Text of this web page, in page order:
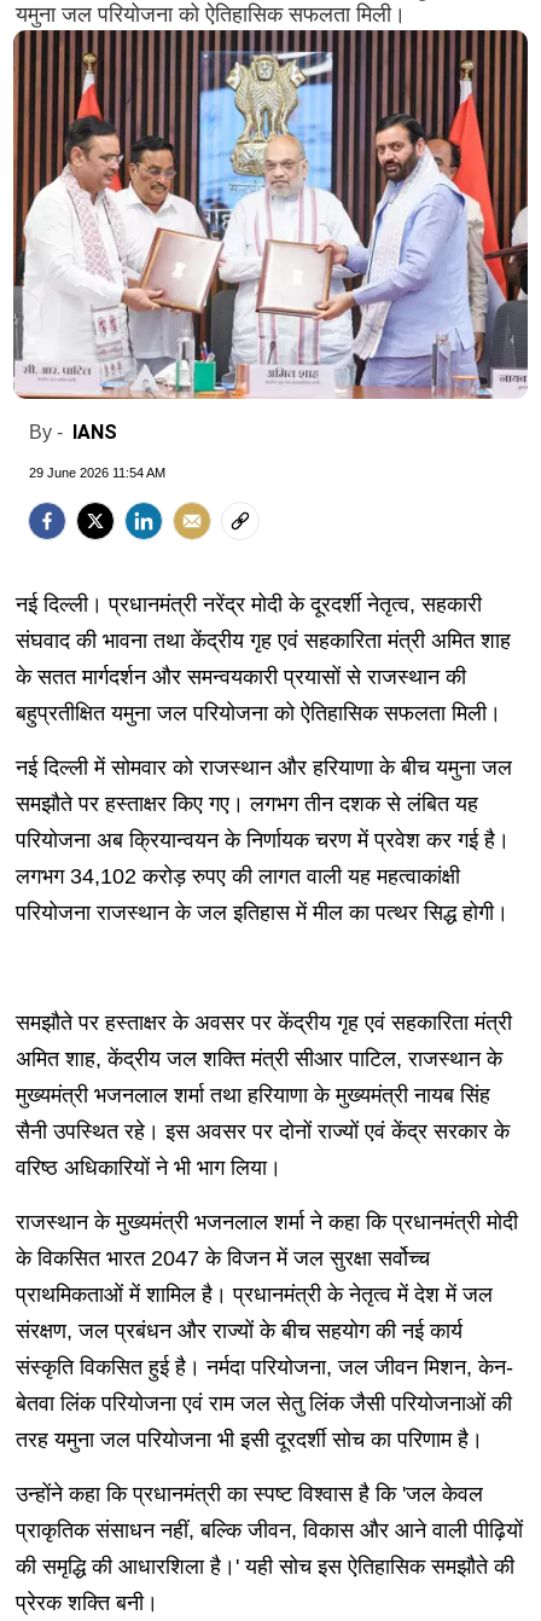
यमुना जल परियोजना को ऐतिहासिक सफलता मिली।
By - IANS
29 June 2026 11:54 AM
नई दिल्ली। प्रधानमंत्री नरेंद्र मोदी के दूरदर्शी नेतृत्व, सहकारी
संघवाद की भावना तथा केंद्रीय गृह एवं सहकारिता मंत्री अमित शाह
के सतत मार्गदर्शन और समन्वयकारी प्रयासों से राजस्थान की
बहुप्रतीक्षित यमुना जल परियोजना को ऐतिहासिक सफलता मिली।
नई दिल्ली में सोमवार को राजस्थान और हरियाणा के बीच यमुना जल
समझौते पर हस्ताक्षर किए गए। लगभग तीन दशक से लंबित यह
परियोजना अब क्रियान्वयन के निर्णायक चरण में प्रवेश कर गई है।
लगभग 34,102 करोड़ रुपए की लागत वाली यह महत्वाकांक्षी
परियोजना राजस्थान के जल इतिहास में मील का पत्थर सिद्ध होगी।
समझौते पर हस्ताक्षर के अवसर पर केंद्रीय गृह एवं सहकारिता मंत्री
अमित शाह, केंद्रीय जल शक्ति मंत्री सीआर पाटिल, राजस्थान के
मुख्यमंत्री भजनलाल शर्मा तथा हरियाणा के मुख्यमंत्री नायब सिंह
सैनी उपस्थित रहे। इस अवसर पर दोनों राज्यों एवं केंद्र सरकार के
वरिष्ठ अधिकारियों ने भी भाग लिया।
राजस्थान के मुख्यमंत्री भजनलाल शर्मा ने कहा कि प्रधानमंत्री मोदी
के विकसित भारत 2047 के विजन में जल सुरक्षा सर्वोच्च
प्राथमिकताओं में शामिल है। प्रधानमंत्री के नेतृत्व में देश में जल
संरक्षण, जल प्रबंधन और राज्यों के बीच सहयोग की नई कार्य
संस्कृति विकसित हुई है। नर्मदा परियोजना, जल जीवन मिशन, केन-
बेतवा लिंक परियोजना एवं राम जल सेतु लिंक जैसी परियोजनाओं की
तरह यमुना जल परियोजना भी इसी दूरदर्शी सोच का परिणाम है।
उन्होंने कहा कि प्रधानमंत्री का स्पष्ट विश्वास है कि 'जल केवल
प्राकृतिक संसाधन नहीं, बल्कि जीवन, विकास और आने वाली पीढ़ियों
की समृद्धि की आधारशिला है।' यही सोच इस ऐतिहासिक समझौते की
प्रेरक शक्ति बनी।